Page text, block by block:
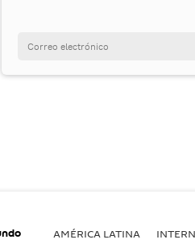
AMÉRICA LATINA